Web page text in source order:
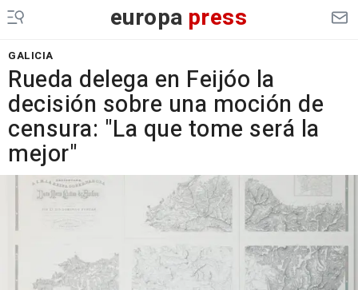
europa press
GALICIA
Rueda delega en Feijóo la
decisión sobre una moción de
censura: "La que tome será la
mejor"